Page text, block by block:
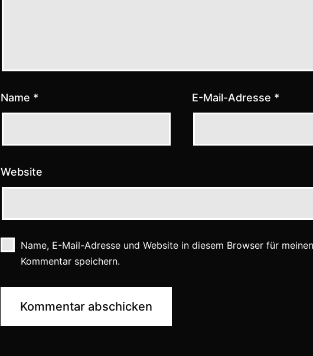
Name * E-Mail-Adresse *
Website
Name, E-Mail-Adresse und Website in diesem Browser für
Kommentar speichern.